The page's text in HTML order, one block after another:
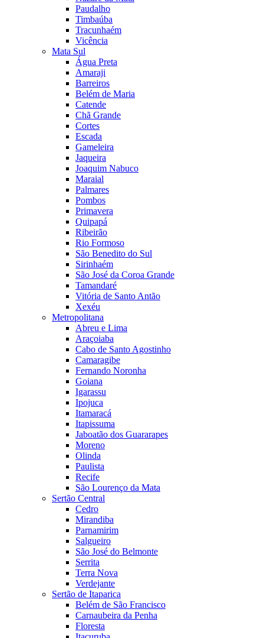
Paudalho
Timbaúba
Tracunhaém
Vicência
Mata Sul
Água Preta
Amaraji
Barreiros
Belém de Maria
Catende
Chã Grande
Cortes
Escada
Gameleira
Jaqueira
Joaquim Nabuco
Maraial
Palmares
Pombos
Primavera
Quipapá
Ribeirão
Rio Formoso
São Benedito do Sul
Sirinhaém
São José da Coroa Grande
Tamandaré
Vitória de Santo Antão
Xexéu
Metropolitana
Abreu e Lima
Araçoiaba
Cabo de Santo Agostinho
Camaragibe
Fernando Noronha
Goiana
Igarassu
Ipojuca
Itamaracá
Itapissuma
Jaboatão dos Guararapes
Moreno
Olinda
Paulista
Recife
São Lourenço da Mata
Sertão Central
Cedro
Mirandiba
Parnamirim
Salgueiro
São José do Belmonte
Serrita
Terra Nova
Verdejante
Sertão de Itaparica
Belém de São Francisco
Carnaubeira da Penha
Floresta